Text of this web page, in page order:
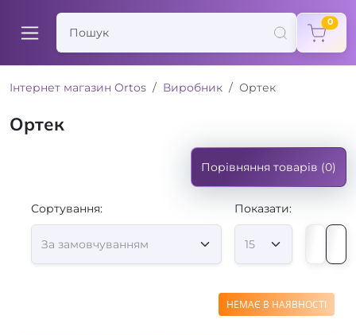
0
Інтернет магазин Ortos Виробник Ортек
Ортек
Порівняння товарів (0)
Сортування: Показати:
НЕМАЄ В НАЯВНОСТІ